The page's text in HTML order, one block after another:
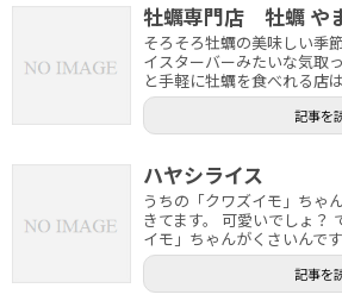
牡蠣専門店 牡蠣 や
そろそろ牡蠣の美味しい季
イスターバーみたいな気取
と手軽に牡蠣を食べれる店
記事を
ハヤシライス
うちの「クワズイモ」ちゃ
きてます。 可愛いでしょ？
イモ」ちゃんがくさいんで
記事を